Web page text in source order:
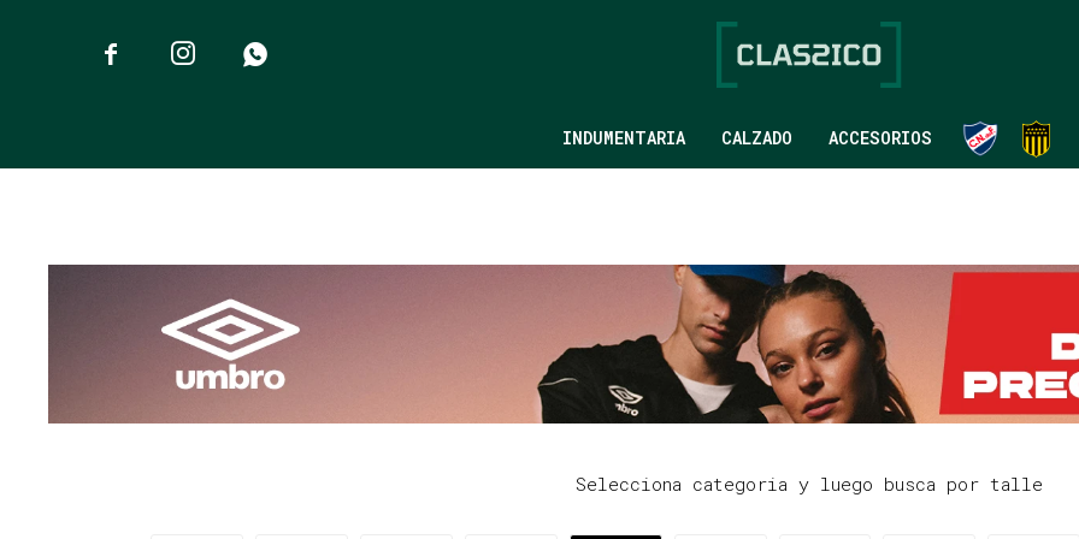
INDUMENTARIA CALZADO ACCESORIOS
  
Selecciona categoria y luego busca por talle